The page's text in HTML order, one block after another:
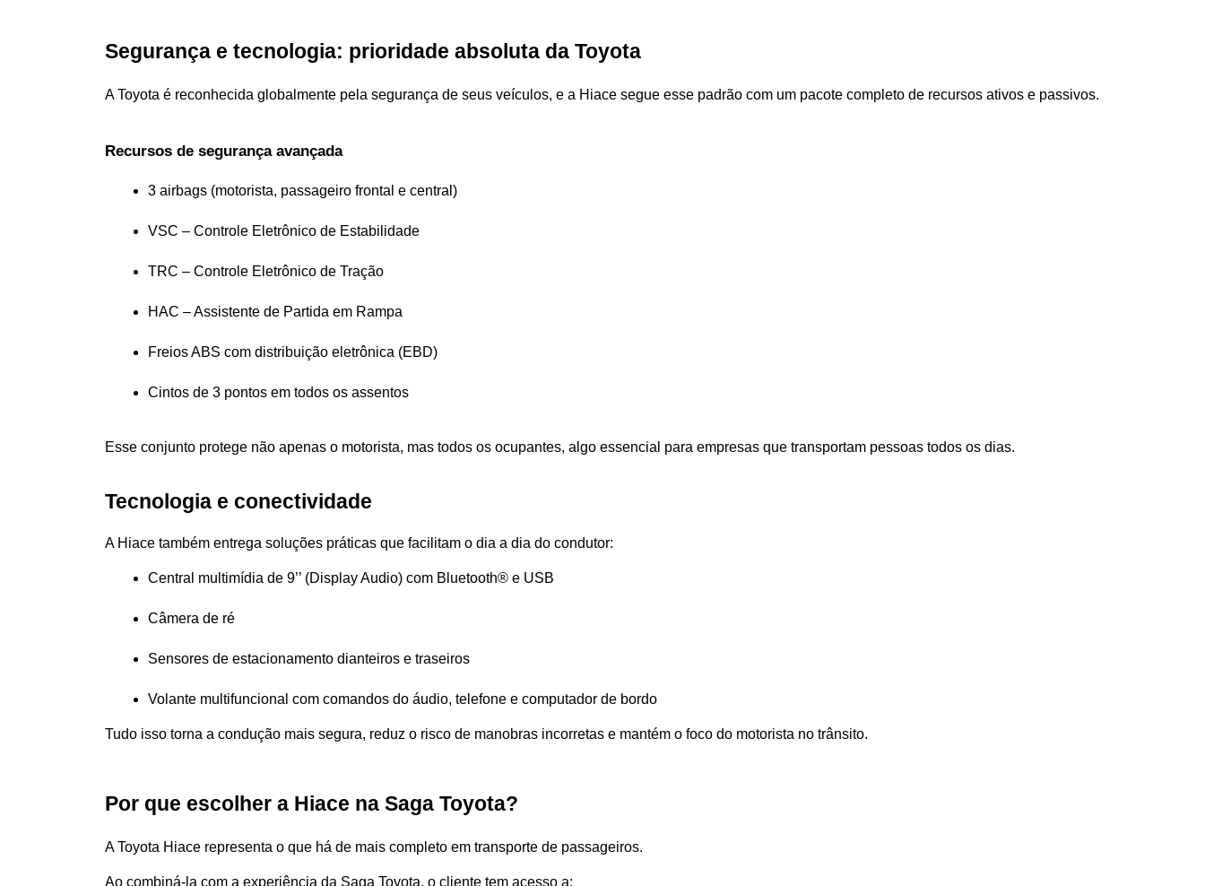
Segurança e tecnologia: prioridade absoluta da Toyota
A Toyota é reconhecida globalmente pela segurança de seus veículos, e a Hiace segue esse padrão com um pacote completo de recursos ativos e passivos.
Recursos de segurança avançada
3 airbags (motorista, passageiro frontal e central)
VSC – Controle Eletrônico de Estabilidade
TRC – Controle Eletrônico de Tração
HAC – Assistente de Partida em Rampa
Freios ABS com distribuição eletrônica (EBD)
Cintos de 3 pontos em todos os assentos
Esse conjunto protege não apenas o motorista, mas todos os ocupantes, algo essencial para empresas que transportam pessoas todos os dias.
Tecnologia e conectividade
A Hiace também entrega soluções práticas que facilitam o dia a dia do condutor:
Central multimídia de 9’’ (Display Audio) com Bluetooth® e USB
Câmera de ré
Sensores de estacionamento dianteiros e traseiros
Volante multifuncional com comandos do áudio, telefone e computador de bordo
Tudo isso torna a condução mais segura, reduz o risco de manobras incorretas e mantém o foco do motorista no trânsito.
Por que escolher a Hiace na Saga Toyota?
A Toyota Hiace representa o que há de mais completo em transporte de passageiros.
Ao combiná-la com a experiência da Saga Toyota, o cliente tem acesso a: